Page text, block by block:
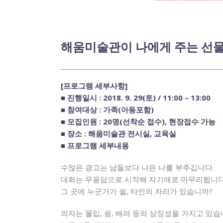
해움미술관이 나에게 주는 선
[프로그램 세부사항]
■ 진행일시 : 2018. 9. 29(토) / 11:00 – 13:00
■ 참여대상 : 가족(아동포함)
■ 모집인원 : 20명(선착순 접수), 현장접수 가능
■ 장소 : 해움미술관 전시실, 교육실
■ 프로그램 세부내용
수많은 광고는 남들보다 나은 나를 부추깁니다.
대화는 무용담으로 시작해 자기애로 마무리됩니
그 곳에 누군가가 쉴, 타인의 자리가 있습니까?
의자는 몰입, 쉼, 배려 등의 상징성을 가지고 있습